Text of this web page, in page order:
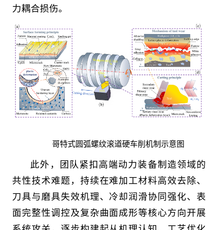
力耦合损伤。
哥特式圆弧螺纹滚道硬车削机制示意图
此外，团队紧扣高端动力装备制造领域的
共性技术难题，持续在难加工材料高效去除、
刀具与磨具失效机理、冷却润滑协同强化、表
面完整性调控及复杂曲面成形等核心方向开展